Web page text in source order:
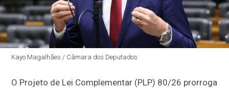
Kayo Magalhães / Câmara dos Deputados
O Projeto de Lei Complementar (PLP) 80/26 prorroga